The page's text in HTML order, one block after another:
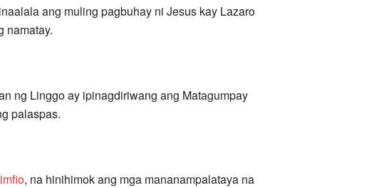
ang muling pagbuhay ni Jesus kay Lazaro
namatay.
ng Linggo ay ipinagdiriwang ang Matagumpay
palaspas.
, na hinihimok ang mga mananampalataya na